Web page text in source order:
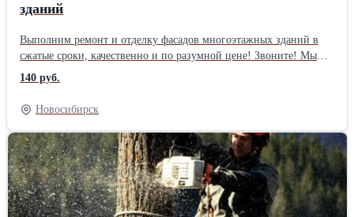
зданий
Выполним ремонт и отделку фасадов многоэтажных зданий в
сжатые сроки, качественно и по разумной цене! Звоните! Мы
имеем большой опыт работы в сфере обслуживая фасадов
высотных зданий, и выполняем заказы любой сложности. Наши
промышленные альпинисты готовы выехать на Ваш объект в
любое время, без выходных! Мы выполняем следующие виды
работ: * диагностика и осмотр технического состояния фасадов
здания; * штукатурка и покраска фасадов; * облицовка стен
декоративными элементами; * реставрация отдельных
фрагментов лепного архитектурного декора; * ремонт трещин; *
наружное утепление квартир; * монтаж вентиляционных
коробов, водостоков, молниеотводов; * мытьё и очистка фасадов
140 руб.
Новосибирск